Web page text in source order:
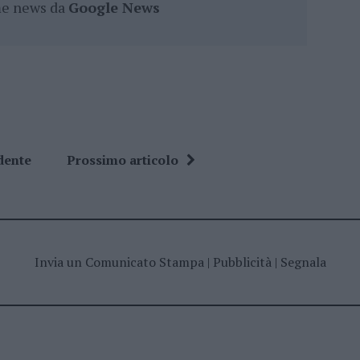
news da Google News
Prossimo articolo
Invia un Comunicato Stampa| Pubblicità| Segnala